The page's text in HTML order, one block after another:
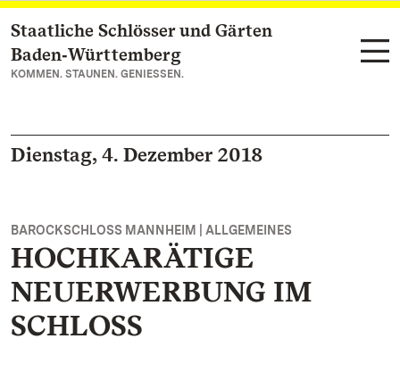
Zum Hauptinhalt springen
Staatliche Schlösser und Gärten
Baden‑Württemberg
KOMMEN. STAUNEN. GENIESSEN.
Dienstag, 4. Dezember 2018
BAROCKSCHLOSS MANNHEIM | ALLGEMEINES
HOCHKARÄTIGE
NEUERWERBUNG IM
SCHLOSS